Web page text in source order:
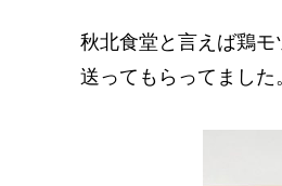
秋北食堂と言えば鶏
送ってもらってました